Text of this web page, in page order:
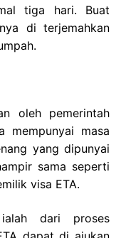
tiga hari. Buat
di terjemahkan
oleh pemerintah
mempunyai masa
yang dipunyai
sama seperti
visa ETA.
dari proses